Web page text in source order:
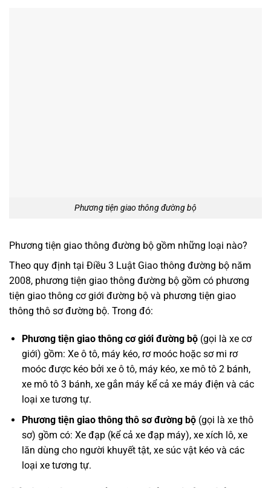
Phương tiện giao thông đường bộ
Phương tiện giao thông đường bộ gồm những loại nào?
Theo quy định tại Điều 3 Luật Giao thông đường bộ năm
2008, phương tiện giao thông đường bộ gồm có phương
tiện giao thông cơ giới đường bộ và phương tiện giao
thông thô sơ đường bộ. Trong đó:
Phương tiện giao thông cơ giới đường bộ (gọi là xe cơ
giới) gồm: Xe ô tô, máy kéo, rơ moóc hoặc sơ mi rơ
moóc được kéo bởi xe ô tô, máy kéo, xe mô tô 2 bánh,
xe mô tô 3 bánh, xe gắn máy kể cả xe máy điện và các
loại xe tương tự.
Phương tiện giao thông thô sơ đường bộ(gọi là xe thô
sơ) gồm có: Xe đạp (kể cả xe đạp máy), xe xích lô, xe
lăn dùng cho người khuyết tật, xe súc vật kéo và các
loại xe tương tự.